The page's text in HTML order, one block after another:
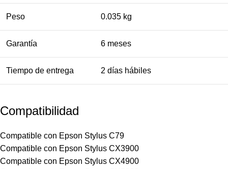
Peso 0.035 kg
Garantía 6 meses
Tiempo de entrega 2 días hábiles
Compatibilidad
Compatible con Epson Stylus C79
Compatible con Epson Stylus CX3900
Compatible con Epson Stylus CX4900